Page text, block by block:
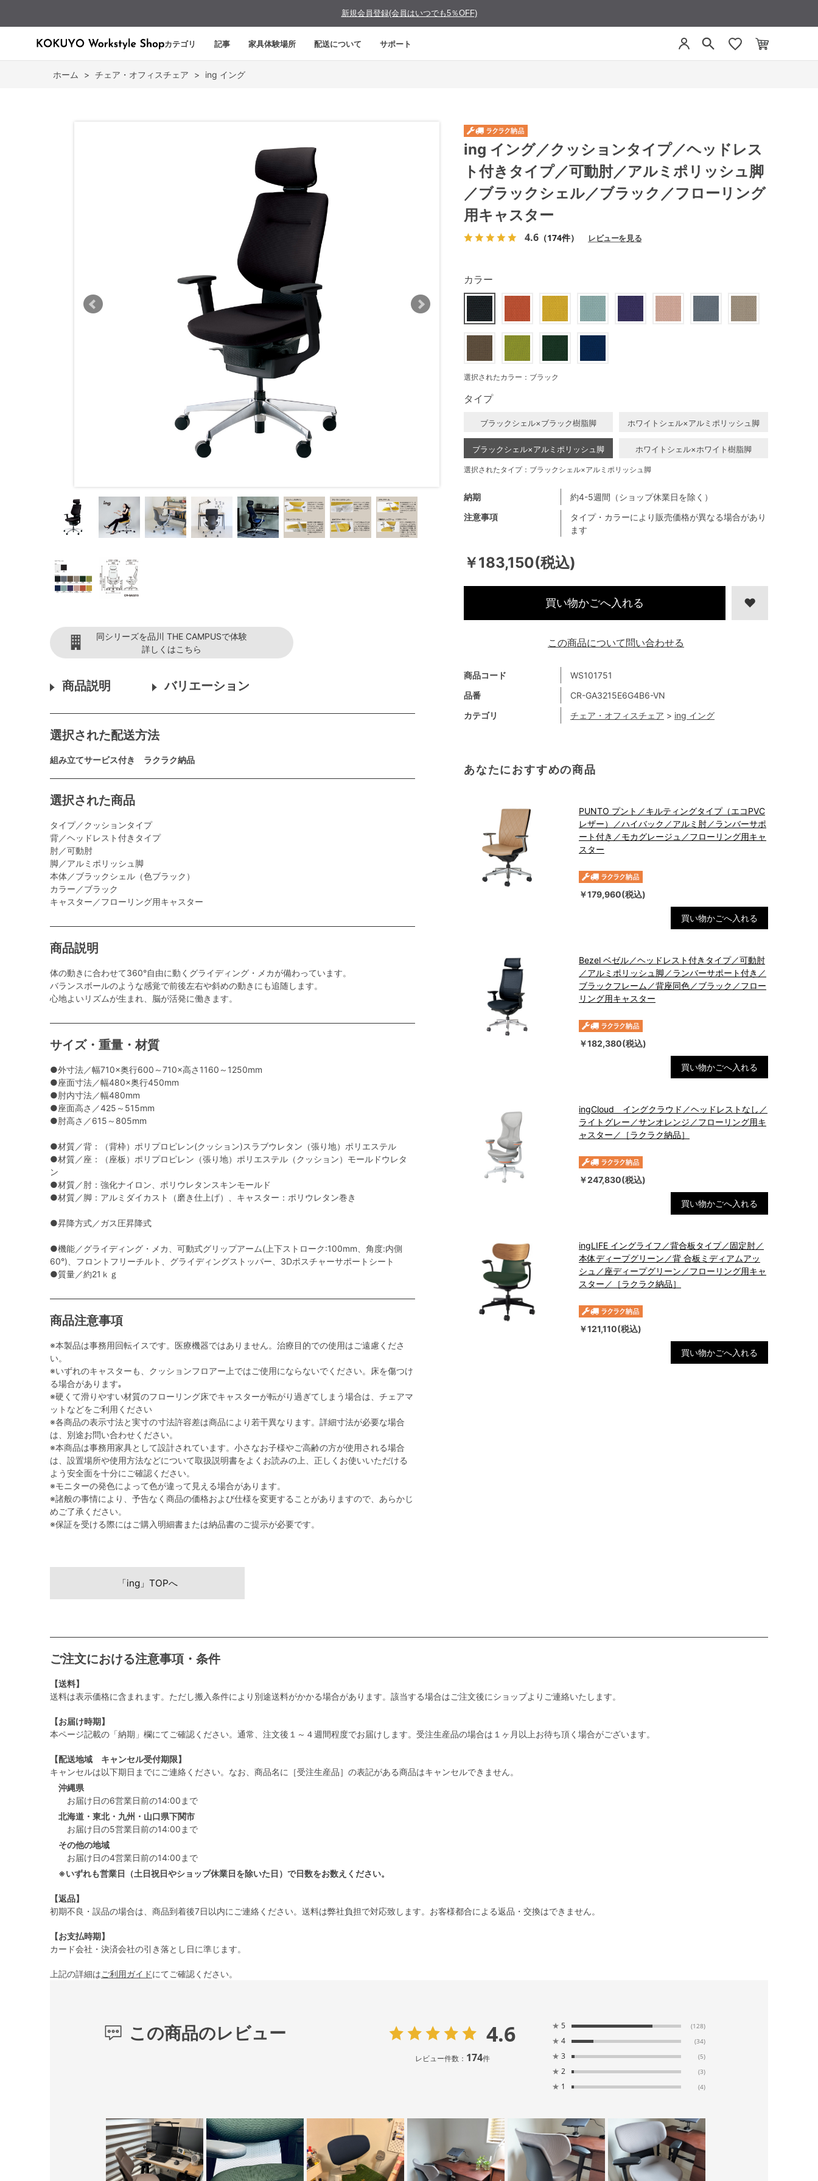
新規会員登録(会員はいつでも5％OFF)
カテゴリ 記事 家具体験場所 配送について サポート
ホーム > チェア・オフィスチェア > ing イング
同シリーズを品川 THE CAMPUSで体験
詳しくはこちら
商品説明 バリエーション
選択された配送方法
組み立てサービス付き ラクラク納品
選択された商品
タイプ／クッションタイプ
背／ヘッドレスト付きタイプ
肘／可動肘
脚／アルミポリッシュ脚
本体／ブラックシェル（色ブラック）
カラー／ブラック
キャスター／フローリング用キャスター
商品説明
体の動きに合わせて360°自由に動くグライディング・メカが備わっています。
バランスボールのような感覚で前後左右や斜めの動きにも追随します。
心地よいリズムが生まれ、脳が活発に働きます。
サイズ・重量・材質
●外寸法／幅710×奥行600～710×高さ1160～1250mm
●座面寸法／幅480×奥行450mm
●肘内寸法／幅480mm
●座面高さ／425～515mm
●肘高さ／615～805mm
●材質／背：（背枠）ポリプロピレン(クッション)スラブウレタン（張り地）ポリエステル
●材質／座：（座板）ポリプロピレン（張り地）ポリエステル（クッション）モールドウレタ
ン
●材質／肘：強化ナイロン、ポリウレタンスキンモールド
●材質／脚：アルミダイカスト（磨き仕上げ）、キャスター：ポリウレタン巻き
●昇降方式／ガス圧昇降式
●機能／グライディング・メカ、可動式グリップアーム(上下ストローク:100mm、角度:内側
60°)、フロントフリーチルト、グライディングストッパー、3Dポスチャーサポートシート
●質量／約21ｋｇ
商品注意事項
※本製品は事務用回転イスです。医療機器ではありません。治療目的での使用はご遠慮くださ
い。
※いずれのキャスターも、クッションフロアー上ではご使用にならないでください。床を傷つけ
る場合があります｡
※硬くて滑りやすい材質のフローリング床でキャスターが転がり過ぎてしまう場合は、チェアマ
ットなどをご利用ください
※各商品の表示寸法と実寸の寸法許容差は商品により若干異なります。詳細寸法が必要な場合
は、別途お問い合わせください。
※本商品は事務用家具として設計されています。小さなお子様やご高齢の方が使用される場合
は、設置場所や使用方法などについて取扱説明書をよくお読みの上、正しくお使いいただける
よう安全面を十分にご確認ください。
※モニターの発色によって色が違って見える場合があります。
※諸般の事情により、予告なく商品の価格および仕様を変更することがありますので、あらかじ
めご了承ください。
※保証を受ける際にはご購入明細書または納品書のご提示が必要です。
ing イング／クッションタイプ／ヘッドレス
ト付きタイプ／可動肘／アルミポリッシュ脚
／ブラックシェル／ブラック／フローリング
用キャスター
4.6 （174件） レビューを見る
￥183,150(税込)
商品コード
WS101751
品番
CR-GA3215E6G4B6-VN
カテゴリ
チェア・オフィスチェア > ing イング
注意事項
タイプ・カラーにより販売価格が異なる場合があり
ます
納期 約4-5週間（ショップ休業日を除く）
カラー
選択されたカラー：ブラック
タイプ
ブラックシェル×ブラック樹脂脚 ホワイトシェル×アルミポリッシュ脚
ブラックシェル×アルミポリッシュ脚 ホワイトシェル×ホワイト樹脂脚
選択されたタイプ：ブラックシェル×アルミポリッシュ脚
買い物かごへ入れる
あなたにおすすめの商品
PUNTO プント／キルティングタイプ（エコPVC
レザー）／ハイバック／アルミ肘／ランバーサポ
ート付き／モカグレージュ／フローリング用キャ
スター
￥179,960(税込)
買い物かごへ入れる
Bezel ベゼル／ヘッドレスト付きタイプ／可動肘
／アルミポリッシュ脚／ランバーサポート付き／
ブラックフレーム／背座同色／ブラック／フロー
リング用キャスター
￥182,380(税込)
買い物かごへ入れる
ingCloud イングクラウド／ヘッドレストなし／
ライトグレー／サンオレンジ／フローリング用キ
ャスター／［ラクラク納品］
￥247,830(税込)
買い物かごへ入れる
ingLIFE イングライフ／背合板タイプ／固定肘／
本体ディープグリーン／背 合板ミディアムアッ
シュ／座ディープグリーン／フローリング用キャ
スター／［ラクラク納品］
￥121,110(税込)
買い物かごへ入れる
この商品について問い合わせる
「ing」TOPへ
ご注文における注意事項・条件
【送料】
送料は表示価格に含まれます。ただし搬入条件により別途送料がかかる場合があります。該当する場合はご注文後にショップよりご連絡いたします。
【お届け時期】
本ページ記載の「納期」欄にてご確認ください。通常、注文後１～４週間程度でお届けします。受注生産品の場合は１ヶ月以上お待ち頂く場合がございます。
【配送地域 キャンセル受付期限】
キャンセルは以下期日までにご連絡ください。なお、商品名に［受注生産品］の表記がある商品はキャンセルできません。
沖縄県
お届け日の6営業日前の14:00まで
北海道・東北・九州・山口県下関市
お届け日の5営業日前の14:00まで
その他の地域
お届け日の4営業日前の14:00まで
※いずれも営業日（土日祝日やショップ休業日を除いた日）で日数をお数えください。
【返品】
初期不良・誤品の場合は、商品到着後7日以内にご連絡ください。送料は弊社負担で対応致します。お客様都合による返品・交換はできません。
【お支払時期】
カード会社・決済会社の引き落とし日に準じます。
上記の詳細はご利用ガイドにてご確認ください。
この商品のレビュー 4.6
レビュー件数： 174件
★ 5 (128)
★ 4 (34)
★ 3 (5)
★ 2 (3)
★ 1 (4)